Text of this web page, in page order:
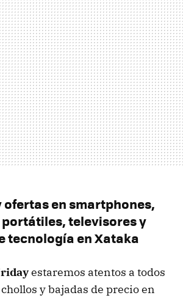
ofertas en smartphones,
televisores y
tecnología en Xataka
estaremos atentos a todos
y bajadas de precio en